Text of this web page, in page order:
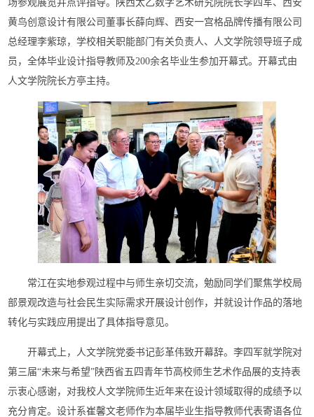
场参观展览并点评指导。陕西太乙数字艺术研究院院长李四军、西安
黄鸟创意设计有限公司董事长薛向辉、西安一宫格品牌传播有限公司
总经理李紫琼，学校相关职能部门有关负责人、人文学院领导班子成
员，全体毕业设计指导教师及200余名毕业生参加开幕式。开幕式由
人文学院院长方亭主持。
常江在实地参观过程中与师生亲切交流，勉励同学们聚焦学校局
部景观改造与社会民生实际需求开展设计创作，并就设计作品的落地
转化与实践应用提出了具体指导意见。
开幕式上，人文学院党委书记彭革伟致开幕辞。李四军就学院对
第三届“未来与希望”陕西省五四青年节高校师生艺术作品展的支持表
示衷心感谢，对我校人文学院师生近年来在设计领域取得的成绩予以
充分肯定。设计系崔馨文老师作为本届毕业生指导教师代表寄语各位